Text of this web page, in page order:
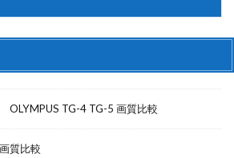
OLYMPUS TG-4 TG-5 画質比較
質比較